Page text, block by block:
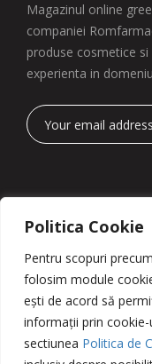
Politica Cookie
Pentru scopuri
folosim module
ești de acord să
informații prin
sectiunea Politica de
Magazinul online
companiei
produse cosmetice
experienta in
Copyright 2023 ©